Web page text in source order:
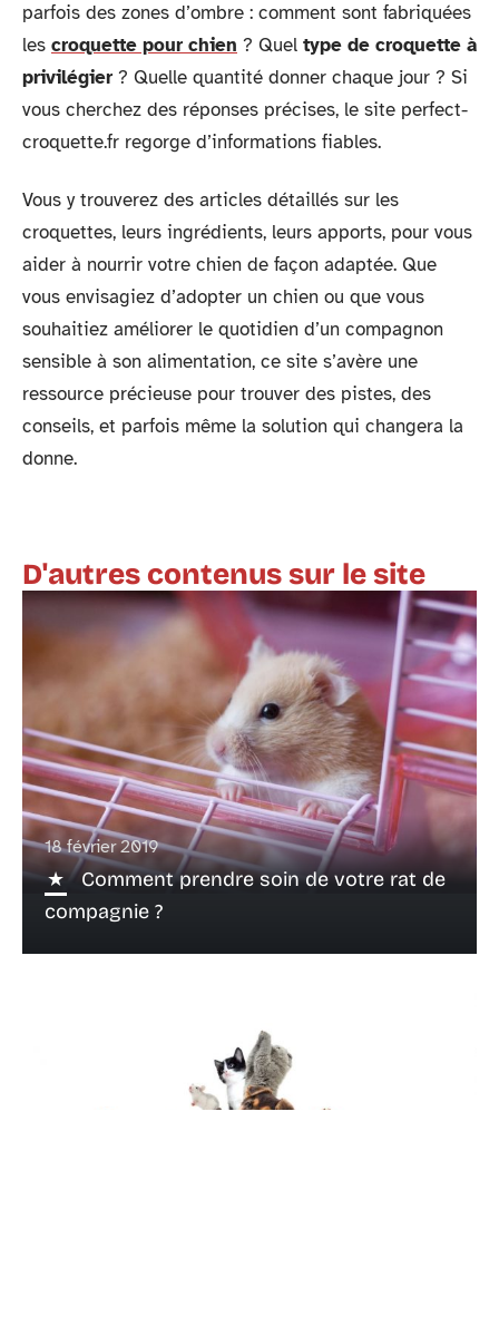
parfois des zones d’ombre : comment sont fabriquées
les croquette pour chien ? Quel type de croquette à
privilégier ? Quelle quantité donner chaque jour ? Si
vous cherchez des réponses précises, le site perfect-
croquette.fr regorge d’informations fiables.
Vous y trouverez des articles détaillés sur les
croquettes, leurs ingrédients, leurs apports, pour vous
aider à nourrir votre chien de façon adaptée. Que
vous envisagiez d’adopter un chien ou que vous
souhaitiez améliorer le quotidien d’un compagnon
sensible à son alimentation, ce site s’avère une
ressource précieuse pour trouver des pistes, des
conseils, et parfois même la solution qui changera la
donne.
D'autres contenus sur le site
18 février 2019
Comment prendre soin de votre rat de
compagnie ?